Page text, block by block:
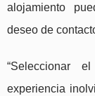
alojamiento
deseo de
“Seleccionar
experiencia